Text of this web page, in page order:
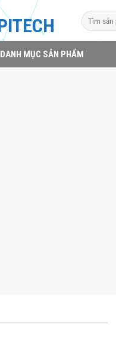
Search
for:
DANH MỤC SẢN PHẨM